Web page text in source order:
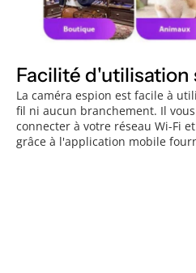
Facilité d'utilisation
La caméra espion est facile à
fil ni aucun branchement. Il
connecter à votre réseau Wi-Fi
grâce à l'application mobile